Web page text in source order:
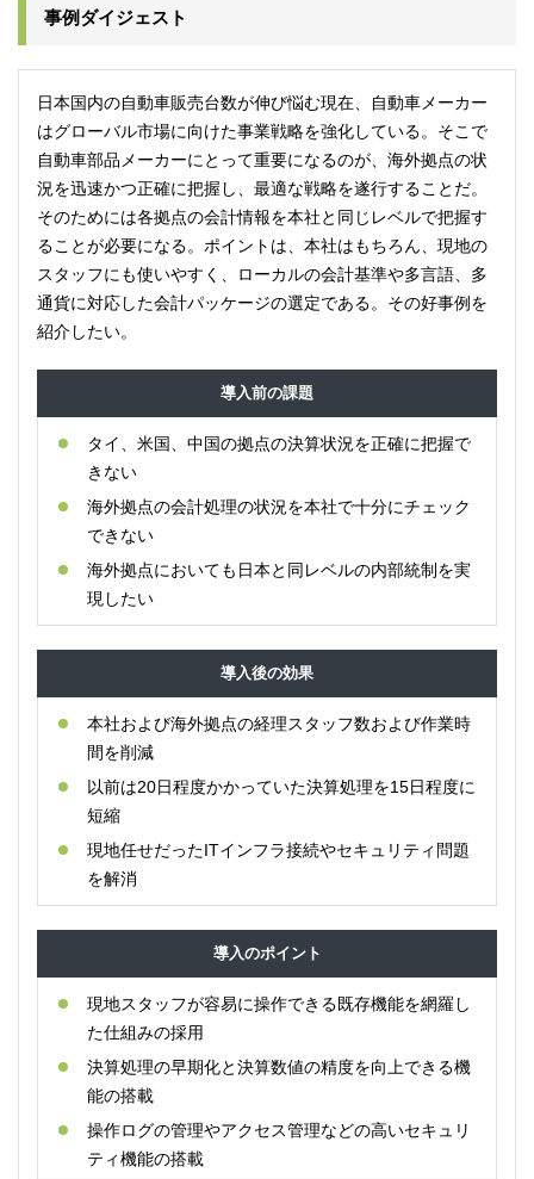
事例ダイジェスト
日本国内の自動車販売台数が伸び悩む現在、自動車メーカー
はグローバル市場に向けた事業戦略を強化している。そこで
自動車部品メーカーにとって重要になるのが、海外拠点の状
況を迅速かつ正確に把握し、最適な戦略を遂行することだ。
そのためには各拠点の会計情報を本社と同じレベルで把握す
ることが必要になる。ポイントは、本社はもちろん、現地の
スタッフにも使いやすく、ローカルの会計基準や多言語、多
通貨に対応した会計パッケージの選定である。その好事例を
紹介したい。
導入前の課題
タイ、米国、中国の拠点の決算状況を正確に把握で
きない
海外拠点の会計処理の状況を本社で十分にチェック
できない
海外拠点においても日本と同レベルの内部統制を実
現したい
導入後の効果
本社および海外拠点の経理スタッフ数および作業時
間を削減
以前は20日程度かかっていた決算処理を15日程度に
短縮
現地任せだったITインフラ接続やセキュリティ問題
を解消
導入のポイント
現地スタッフが容易に操作できる既存機能を網羅し
た仕組みの採用
決算処理の早期化と決算数値の精度を向上できる機
能の搭載
操作ログの管理やアクセス管理などの高いセキュリ
ティ機能の搭載